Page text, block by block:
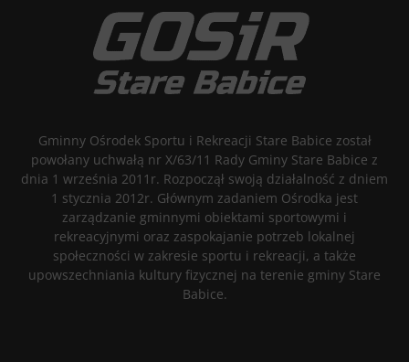
Gminny Ośrodek Sportu i Rekreacji Stare Babice został
powołany uchwałą nr X/63/11 Rady Gminy Stare Babice z
dnia 1 września 2011r. Rozpoczął swoją działalność z dniem
1 stycznia 2012r. Głównym zadaniem Ośrodka jest
zarządzanie gminnymi obiektami sportowymi i
rekreacyjnymi oraz zaspokajanie potrzeb lokalnej
społeczności w zakresie sportu i rekreacji, a także
upowszechniania kultury fizycznej na terenie gminy Stare
Babice.